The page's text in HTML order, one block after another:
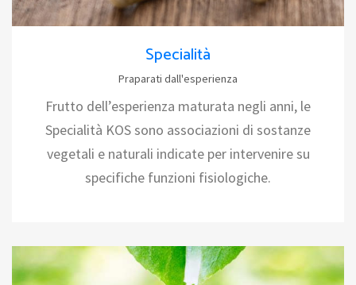
Specialità
Praparati dall'esperienza
Frutto dell’esperienza maturata negli anni, le
Specialità KOS sono associazioni di sostanze
vegetali e naturali indicate per intervenire su
specifiche funzioni fisiologiche.